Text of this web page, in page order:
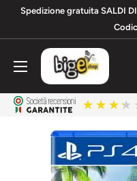
contenuto
Spedizione gratuita SALDI
bigeshop